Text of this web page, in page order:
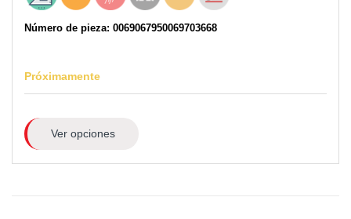
Número de pieza: 0069067950069703668
Próximamente
Ver opciones